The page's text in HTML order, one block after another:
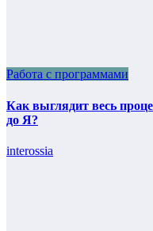
Работа с программами
Как выглядит весь
до Я?
interossia